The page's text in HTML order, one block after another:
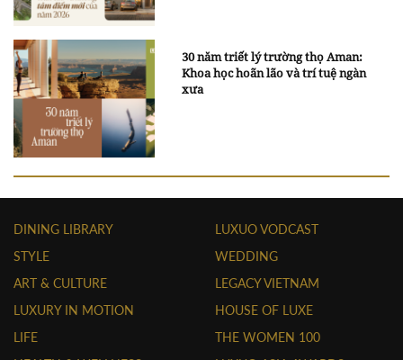
30 năm triết lý trường thọ Aman:
Khoa học hoãn lão và trí tuệ ngàn
xưa
DINING LIBRARY
STYLE
ART & CULTURE
LUXURY IN MOTION
LIFE
LUXUO VODCAST
WEDDING
LEGACY VIETNAM
HOUSE OF LUXE
THE WOMEN 100